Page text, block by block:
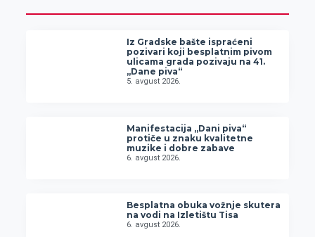
Iz Gradske bašte ispraćeni
pozivari koji besplatnim pivom
ulicama grada pozivaju na 41.
„Dane piva“
5. avgust 2026.
Manifestacija „Dani piva“
protiče u znaku kvalitetne
muzike i dobre zabave
6. avgust 2026.
Besplatna obuka vožnje skutera
na vodi na Izletištu Tisa
6. avgust 2026.